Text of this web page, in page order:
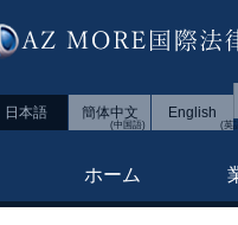
日本語 簡体中文 English
ホーム